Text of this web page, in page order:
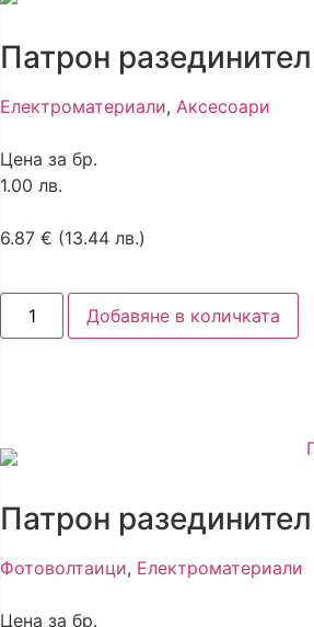
Патрон
Електроматериали, Аксесоари
Цена за бр.
1.00 лв.
6.87 € (13.44 лв.)
Добавяне в количката
Патрон
Фотоволтаици, Електроматериали
Цена за бр.